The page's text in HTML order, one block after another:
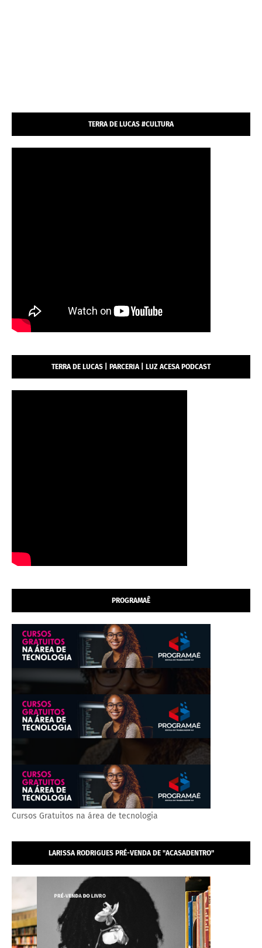
TERRA DE LUCAS #CULTURA
TERRA DE LUCAS | PARCERIA | LUZ ACESA PODCAST
PROGRAMAÊ
Cursos Gratuitos na área de tecnologia
LARISSA RODRIGUES PRÉ-VENDA DE "ACASADENTRO"